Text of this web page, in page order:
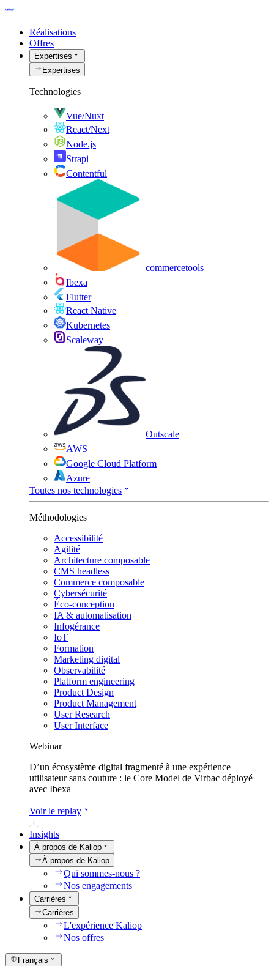
Réalisations
Offres
Expertises
Expertises
Technologies
Vue/Nuxt
React/Next
Node.js
Strapi
Contentful
commercetools
Ibexa
Flutter
React Native
Kubernetes
Scaleway
Outscale
AWS
Google Cloud Platform
Azure
Toutes nos technologies
Méthodologies
Accessibilité
Agilité
Architecture composable
CMS headless
Commerce composable
Cybersécurité
Éco-conception
IA & automatisation
Infogérance
IoT
Formation
Marketing digital
Observabilité
Platform engineering
Product Design
Product Management
User Research
User Interface
Webinar
D’un écosystème digital fragmenté à une expérience
utilisateur sans couture : le Core Model de Virbac déployé
avec Ibexa
Voir le replay
Insights
À propos de Kaliop
À propos de Kaliop
Qui sommes-nous ?
Nos engagements
Carrières
Carrières
L'expérience Kaliop
Nos offres
Français